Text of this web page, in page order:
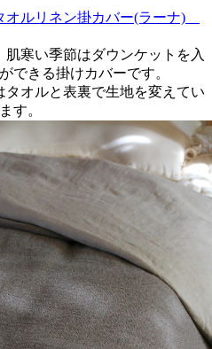
ルリネン掛カバー(ラーナ)
寒い季節はダウンケットを入
できる掛けカバーです。
オルと表裏で生地を変えてい
す。